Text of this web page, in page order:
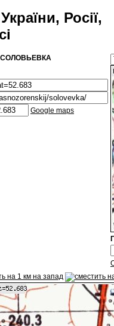
Росії,
СОЛОВЬЕВКА
Google maps